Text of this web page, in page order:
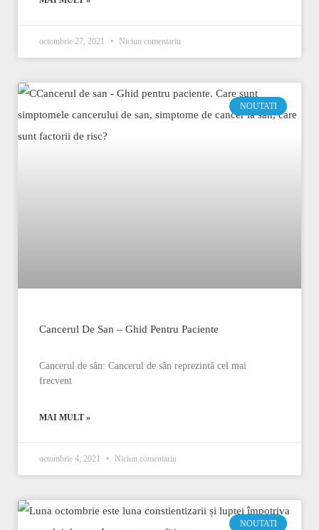
octombrie 27, 2021 Niciun comentariu
NOUTATI
Cancerul De San – Ghid Pentru Paciente
Cancerul de sân: Cancerul de sân reprezintă cel mai
frecvent
MAI MULT »
octombrie 4, 2021 Niciun comentariu
NOUTATI